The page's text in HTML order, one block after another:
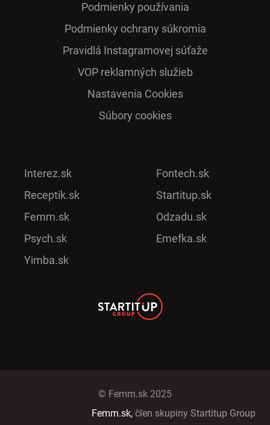
Podmienky používania
Podmienky ochrany súkromia
Pra­vidlá Ins­ta­gra­mo­vej sú­ťaže
VOP reklamných služieb
Nastavenia Cookies
Súbory cookies
Interez.sk
Receptik.sk
Femm.sk
Psych.sk
Yimba.sk
Fontech.sk
Startitup.sk
Odzadu.sk
Emefka.sk
© Femm.sk 2025
Femm.sk, člen skupiny Startitup Group